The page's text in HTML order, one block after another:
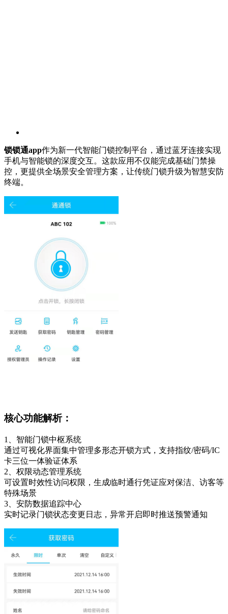
锁锁通app作为新一代智能门锁控制平台，通过蓝牙连接实现
手机与智能锁的深度交互。这款应用不仅能完成基础门禁操
控，更提供全场景安全管理方案，让传统门锁升级为智慧安防
终端。
核心功能解析：
1、智能门锁中枢系统
通过可视化界面集中管理多形态开锁方式，支持指纹/密码/IC
卡三位一体验证体系
2、权限动态管理系统
可设置时效性访问权限，生成临时通行凭证应对保洁、访客等
特殊场景
3、安防数据追踪中心
实时记录门锁状态变更日志，异常开启即时推送预警通知